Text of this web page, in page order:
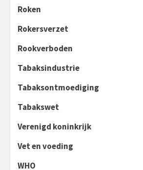
Roken
Rokersverzet
Rookverboden
Tabaksindustrie
Tabaksontmoediging
Tabakswet
Verenigd koninkrijk
Vet en voeding
WHO